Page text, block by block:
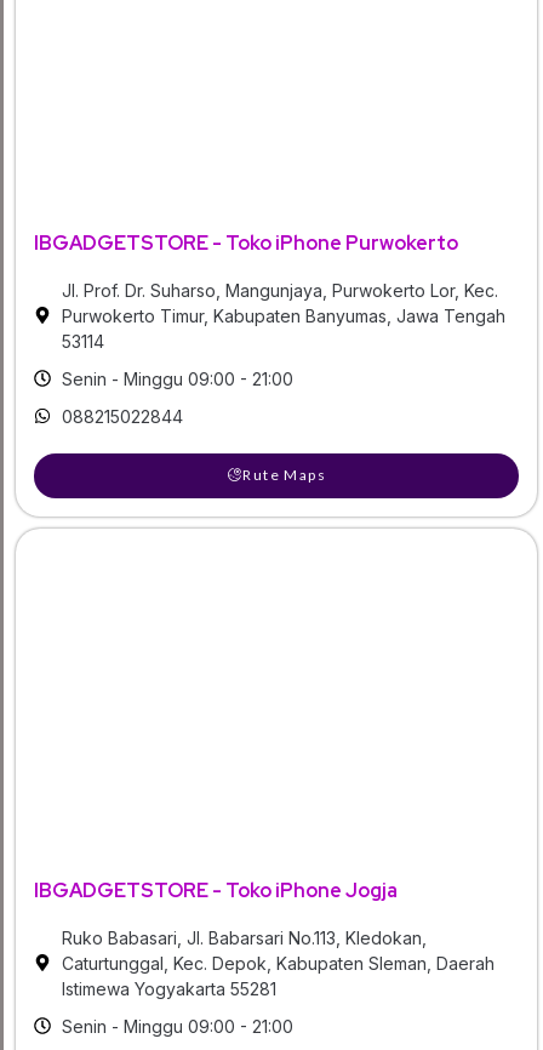
IBGADGETSTORE - Toko iPhone Purwokerto
Jl. Prof. Dr. Suharso, Mangunjaya, Purwokerto Lor, Kec.
Purwokerto Timur, Kabupaten Banyumas, Jawa Tengah
53114
Senin - Minggu 09:00 - 21:00
088215022844
Rute Maps
IBGADGETSTORE - Toko iPhone Jogja
Ruko Babasari, Jl. Babarsari No.113, Kledokan,
Caturtunggal, Kec. Depok, Kabupaten Sleman, Daerah
Istimewa Yogyakarta 55281
Senin - Minggu 09:00 - 21:00